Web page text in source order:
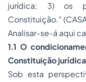
jurídica; 3) os
Constituição.”
Analisar-se-á aqui
1.1 O
Constituição
Sob esta